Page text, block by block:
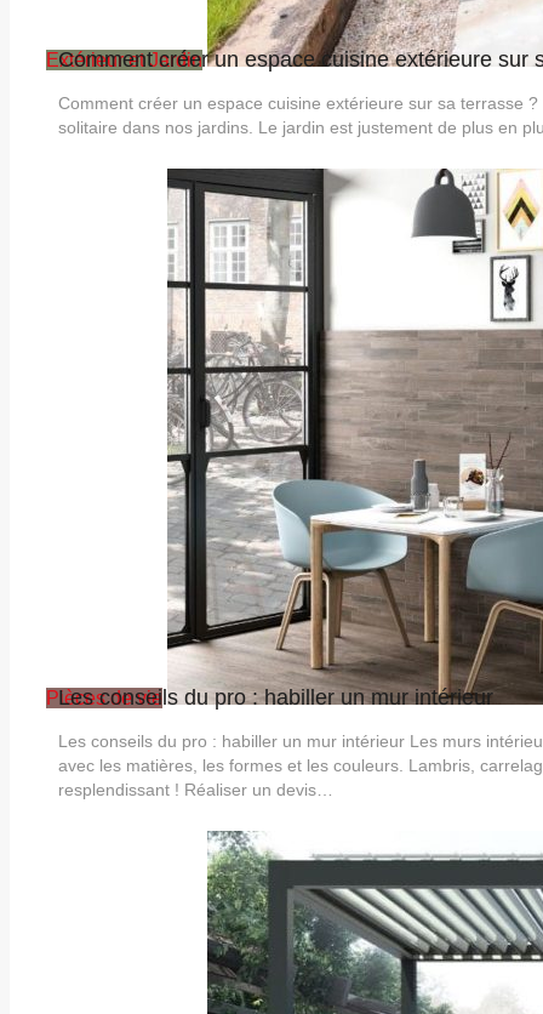
Extérieur et Jardin
Comment créer un espace cuisine extérieure sur
Comment créer un espace cuisine extérieure sur sa terrasse
solitaire dans nos jardins. Le jardin est justement de plus en
Pièces de vie
Les conseils du pro : habiller un mur intérieur
Les conseils du pro : habiller un mur intérieur Les murs
avec les matières, les formes et les couleurs. Lambris,
resplendissant ! Réaliser un devis…